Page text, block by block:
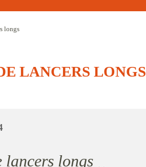
longs
LANCERS LONGS
lancers longs